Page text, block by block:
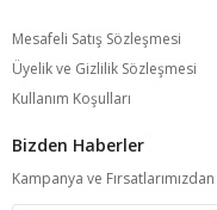
Mesafeli Satış Sözleşmesi
Üyelik ve Gizlilik Sözleşmesi
Kullanım Koşulları
Bizden Haberler
Kampanya ve